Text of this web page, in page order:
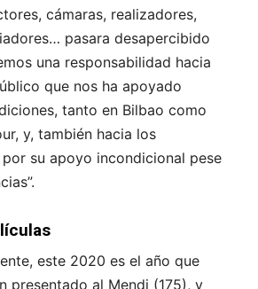
cámaras, realizadores,
pasara desapercibido
una responsabilidad hacia
que nos ha apoyado
tanto en Bilbao como
y, también hacia los
su apoyo incondicional pese
este 2020 es el año que
presentado al Mendi (175), y